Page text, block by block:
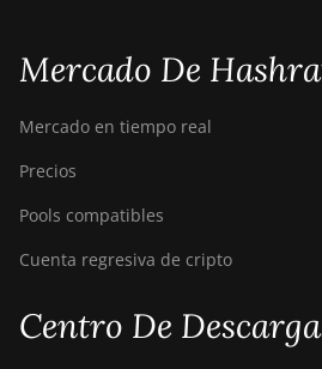
Mercado De
Mercado en tiempo real
Precios
Pools compatibles
Cuenta regresiva de cripto
Centro De